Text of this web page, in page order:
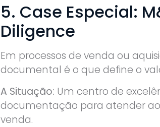
5. Case Especial:
Diligence
Em processos de venda ou
documental é o que define o
A Situação: Um centro de
documentação para atender
venda.